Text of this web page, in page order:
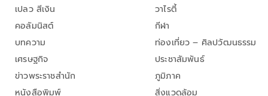
เปลว สีเงิน
คอลัมนิสต์
บทความ
เศรษฐกิจ
ข่าวพระราชสำนัก
หนังสือพิมพ์
วาไรตี้
กีฬา
ท่องเที่ยว – ศิลปวัฒนธรรม
ประชาสัมพันธ์
ภูมิภาค
สิ่งแวดล้อม